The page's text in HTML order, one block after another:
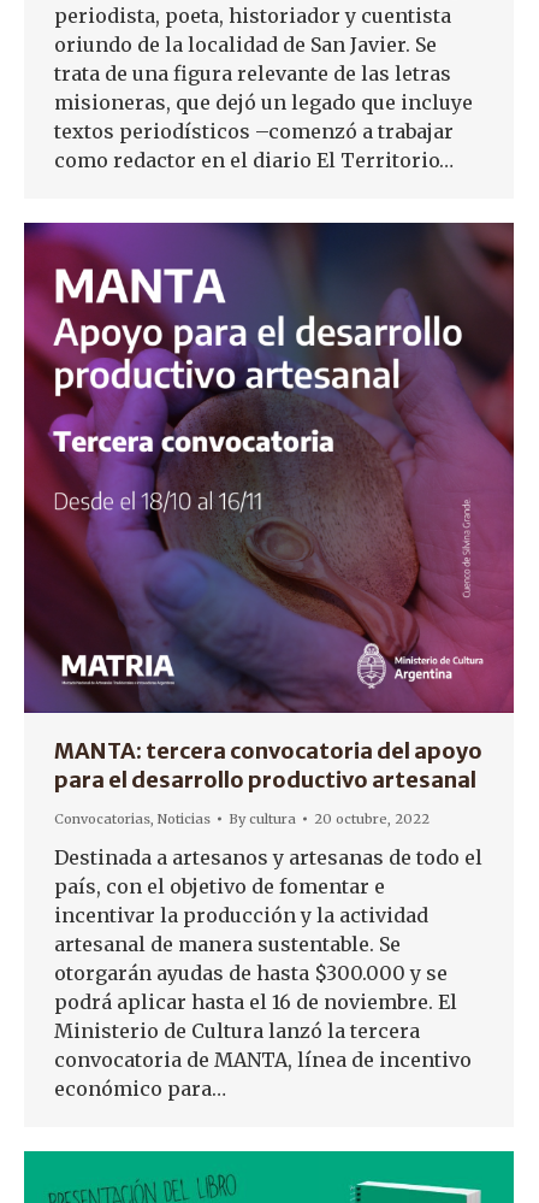
periodista, poeta, historiador y cuentista
oriundo de la localidad de San Javier. Se
trata de una figura relevante de las letras
misioneras, que dejó un legado que incluye
textos periodísticos –comenzó a trabajar
como redactor en el diario El Territorio…
MANTA: tercera convocatoria del apoyo
para el desarrollo productivo artesanal
Convocatorias, Noticias Bycultura 20 octubre, 2022
Destinada a artesanos y artesanas de todo el
país, con el objetivo de fomentar e
incentivar la producción y la actividad
artesanal de manera sustentable. Se
otorgarán ayudas de hasta $300.000 y se
podrá aplicar hasta el 16 de noviembre. El
Ministerio de Cultura lanzó la tercera
convocatoria de MANTA, línea de incentivo
económico para…